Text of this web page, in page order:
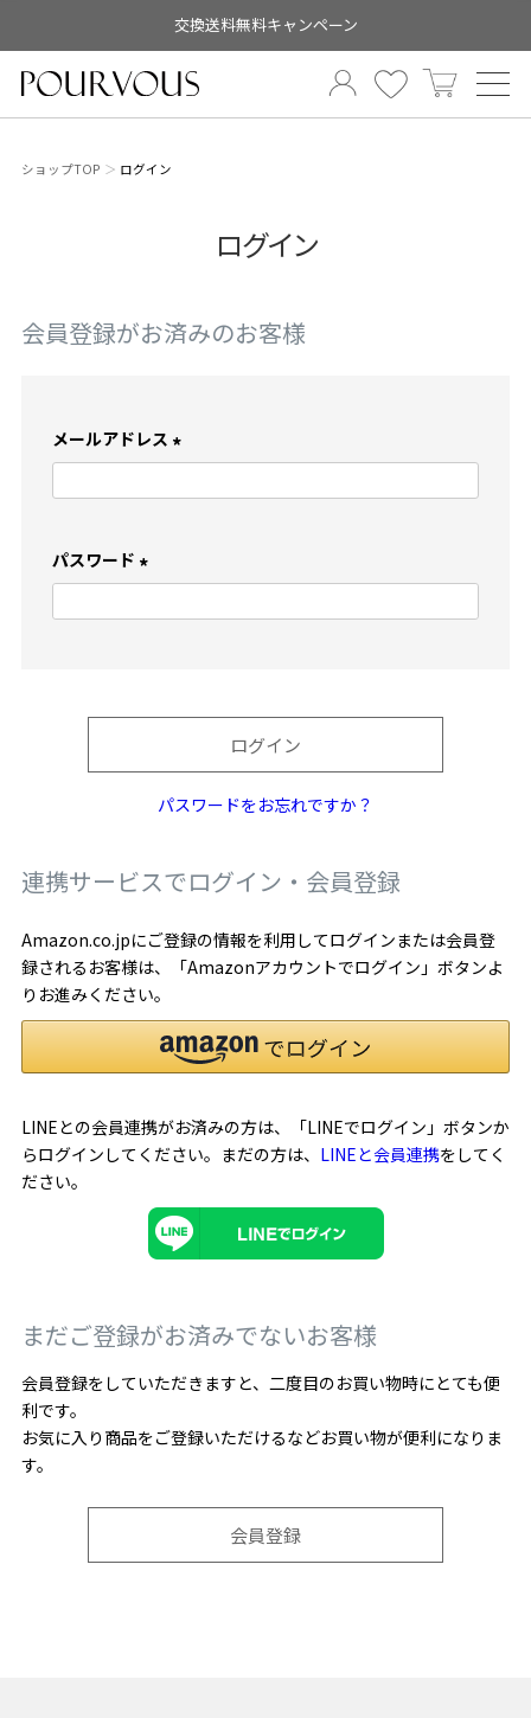
交換送料無料キャンペーン
ショップTOP ログイン
ログイン
会員登録がお済みのお客様
メールアドレス
必
パスワード
必
ログイン
パスワードをお忘れですか？
連携サービスでログイン・会員登録
Amazon.co.jpにご登録の情報を利用してログインまたは会員登
録されるお客様は、「Amazonアカウントでログイン」ボタンよ
りお進みください。
LINEとの会員連携がお済みの方は、「LINEでログイン」ボタンか
らログインしてください。まだの方は、 LINEと会員連携をしてく
ださい。
まだご登録がお済みでないお客様
会員登録をしていただきますと、二度目のお買い物時にとても便
利です。
お気に入り商品をご登録いただけるなどお買い物が便利になりま
す。
会員登録